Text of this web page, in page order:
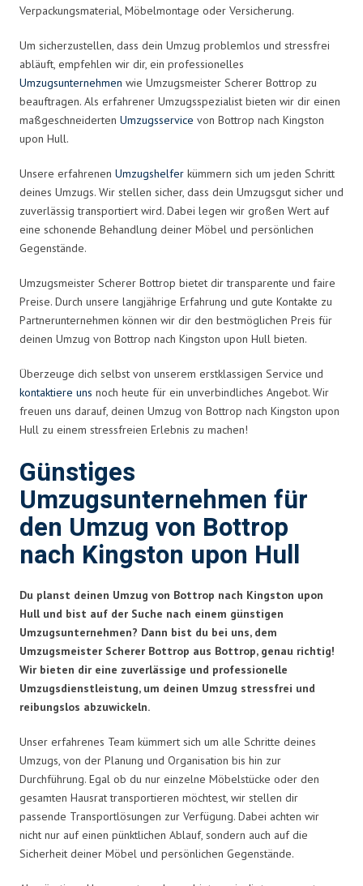
Verpackungsmaterial, Möbelmontage oder Versicherung.
Um sicherzustellen, dass dein Umzug problemlos und stressfrei
abläuft, empfehlen wir dir, ein professionelles
Umzugsunternehmen wie Umzugsmeister Scherer Bottrop zu
beauftragen. Als erfahrener Umzugsspezialist bieten wir dir einen
maßgeschneiderten Umzugsservice von Bottrop nach Kingston
upon Hull.
Unsere erfahrenen Umzugshelfer kümmern sich um jeden Schritt
deines Umzugs. Wir stellen sicher, dass dein Umzugsgut sicher und
zuverlässig transportiert wird. Dabei legen wir großen Wert auf
eine schonende Behandlung deiner Möbel und persönlichen
Gegenstände.
Umzugsmeister Scherer Bottrop bietet dir transparente und faire
Preise. Durch unsere langjährige Erfahrung und gute Kontakte zu
Partnerunternehmen können wir dir den bestmöglichen Preis für
deinen Umzug von Bottrop nach Kingston upon Hull bieten.
Überzeuge dich selbst von unserem erstklassigen Service und
kontaktiere uns noch heute für ein unverbindliches Angebot. Wir
freuen uns darauf, deinen Umzug von Bottrop nach Kingston upon
Hull zu einem stressfreien Erlebnis zu machen!
Günstiges
Umzugsunternehmen für
den Umzug von Bottrop
nach Kingston upon Hull
Du planst deinen Umzug von Bottrop nach Kingston upon
Hull und bist auf der Suche nach einem günstigen
Umzugsunternehmen? Dann bist du bei uns, dem
Umzugsmeister Scherer Bottrop aus Bottrop, genau richtig!
Wir bieten dir eine zuverlässige und professionelle
Umzugsdienstleistung, um deinen Umzug stressfrei und
reibungslos abzuwickeln.
Unser erfahrenes Team kümmert sich um alle Schritte deines
Umzugs, von der Planung und Organisation bis hin zur
Durchführung. Egal ob du nur einzelne Möbelstücke oder den
gesamten Hausrat transportieren möchtest, wir stellen dir
passende Transportlösungen zur Verfügung. Dabei achten wir
nicht nur auf einen pünktlichen Ablauf, sondern auch auf die
Sicherheit deiner Möbel und persönlichen Gegenstände.